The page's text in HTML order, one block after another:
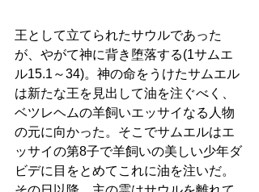
王として立てられたサウルであった
が、やがて神に背き堕落する(1サムエ
ル15.1～34)。神の命をうけたサムエル
は新たな王を見出して油を注ぐべく、
ベツレヘムの羊飼いエッサイなる人物
の元に向かった。そこでサムエルはエ
ッサイの第8子で羊飼いの美しい少年ダ
ビデに目をとめてこれに油を注いだ。